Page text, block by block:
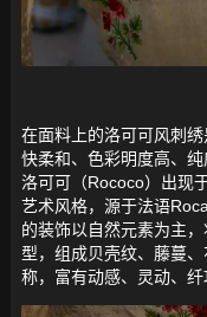
在面料上的洛可可风刺
快柔和、色彩明度高、纯
洛可可（Rococo）出现
艺术风格，源于法语
的装饰以自然元素为主
型，组成贝壳纹、藤蔓
称，富有动感、灵动、纤